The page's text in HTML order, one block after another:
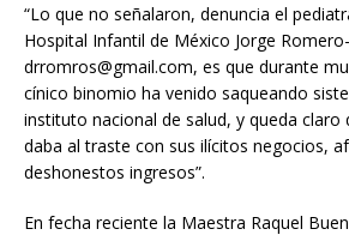
“Lo que no señalaron, denuncia el
Hospital Infantil de México Jorge
drromros@gmail.com, es que durante
cínico binomio ha venido saqueando
instituto nacional de salud, y queda claro
daba al traste con sus ilícitos negocios,
deshonestos ingresos”.
En fecha reciente la Maestra Raquel